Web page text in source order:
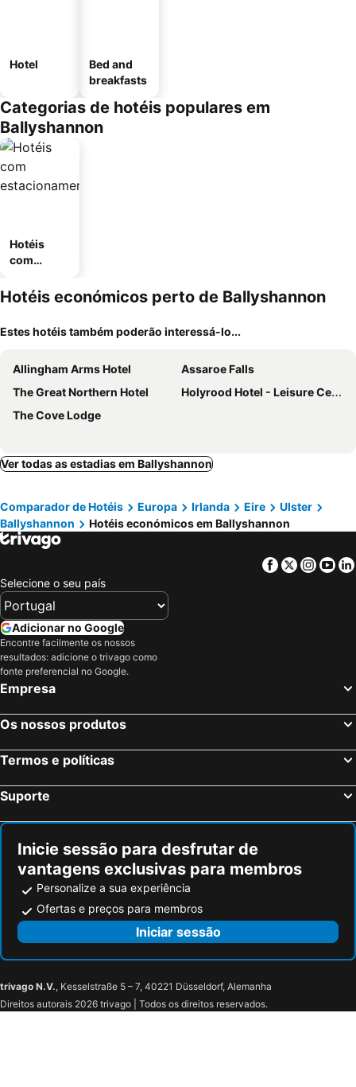
Hotel
Bed and
breakfasts
Categorias de hotéis populares em
Ballyshannon
Hotéis
com
mento
Hotéis económicos perto de Ballyshannon
Estes hotéis também poderão interessá-lo...
Allingham Arms Hotel
Assaroe Falls
The Great Northern Hotel
Holyrood Hotel - Leisure Centre & The Spa at Orchids
The Cove Lodge
Ver todas as estadias em Ballyshannon
Comparador de Hotéis Europa Irlanda Eire
Ulster
Ballyshannon
Hotéis económicos em Ballyshannon
Facebook
Twitter
Selecione o seu país
Adicionar no Google
Encontre facilmente os nossos
resultados: adicione o trivago como
fonte preferencial no Google.
Empresa
Os nossos produtos
Termos e políticas
Suporte
Inicie sessão para desfrutar de
vantagens exclusivas para membros
Personalize a sua experiência
Ofertas e preços para membros
Iniciar sessão
trivago N.V., Kesselstraße 5 – 7, 40221 Düsseldorf, Alemanha
Direitos autorais 2026 trivago | Todos os direitos reservados.